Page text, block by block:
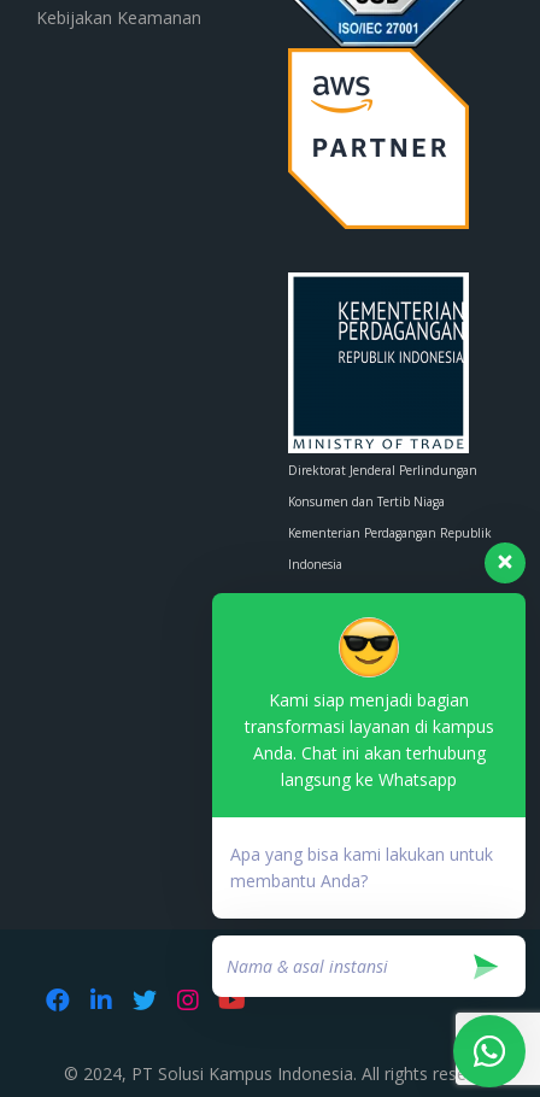
Kebijakan Keamanan
Direktorat Jenderal Perlindungan
Konsumen dan Tertib Niaga
Kementerian Perdagangan Republik
Indonesia
contact.us@kemendag.go.id
000753.03/DJAI.PSE/05/202
© 2024, PT Solusi Kampus Indonesia. All rights reserved.
Kami siap menjadi bagian
transformasi layanan di kampus
Anda. Chat ini akan terhubung
langsung ke Whatsapp
Apa yang bisa kami lakukan untuk
membantu Anda?